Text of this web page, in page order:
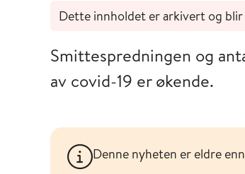
Dette innholdet er arkivert og
Smittespredningen og
av covid-19 er økende.
Denne nyheten er eldre